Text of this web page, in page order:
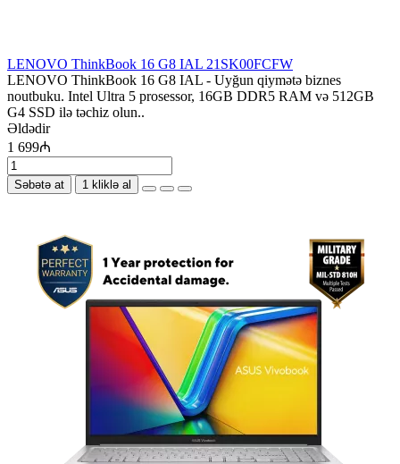
LENOVO ThinkBook 16 G8 IAL 21SK00FCFW
LENOVO ThinkBook 16 G8 IAL - Uyğun qiymətə biznes
noutbuku. Intel Ultra 5 prosessor, 16GB DDR5 RAM və 512GB
G4 SSD ilə təchiz olun..
Əldədir
1 699₼
Səbətə at 1 kliklə al